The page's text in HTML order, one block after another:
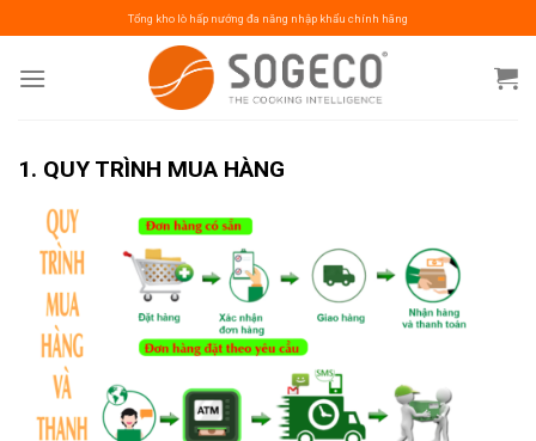
to
content
Tổng kho lò hấp nướng đa năng nhập khẩu chính hãng
1. QUY TRÌNH MUA HÀNG